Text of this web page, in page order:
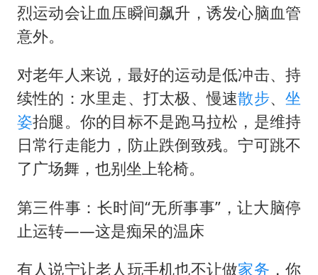
烈运动会让血压瞬间飙升，诱发心脑血管
意外。
对老年人来说，最好的运动是低冲击、持
续性的：水里走、打太极、慢速散步、坐
姿抬腿。你的目标不是跑马拉松，是维持
日常行走能力，防止跌倒致残。宁可跳不
了广场舞，也别坐上轮椅。
第三件事：长时间“无所事事”，让大脑停
止运转——这是痴呆的温床
有人说宁让老人玩手机也不让做家务 ，你